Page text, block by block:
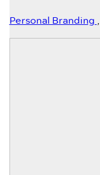
Personal Branding